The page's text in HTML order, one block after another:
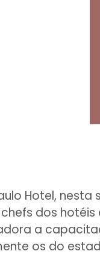
Hotel,
dos
a
os do